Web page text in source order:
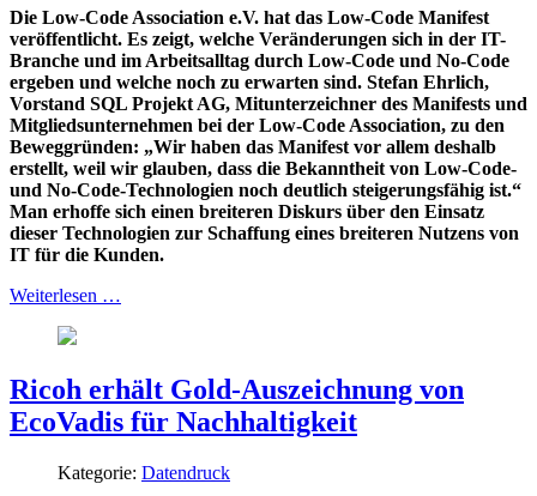
Die Low-Code Association e.V. hat das Low-Code Manifest
veröffentlicht. Es zeigt, welche Veränderungen sich in der IT-
Branche und im Arbeitsalltag durch Low-Code und No-Code
ergeben und welche noch zu erwarten sind. Stefan Ehrlich,
Vorstand SQL Projekt AG, Mitunterzeichner des Manifests und
Mitgliedsunternehmen bei der Low-Code Association, zu den
Beweggründen: „Wir haben das Manifest vor allem deshalb
erstellt, weil wir glauben, dass die Bekanntheit von Low-Code-
und No-Code-Technologien noch deutlich steigerungsfähig ist.“
Man erhoffe sich einen breiteren Diskurs über den Einsatz
dieser Technologien zur Schaffung eines breiteren Nutzens von
IT für die Kunden.
Weiterlesen …
Ricoh erhält Gold-Auszeichnung von
EcoVadis für Nachhaltigkeit
Kategorie: Datendruck